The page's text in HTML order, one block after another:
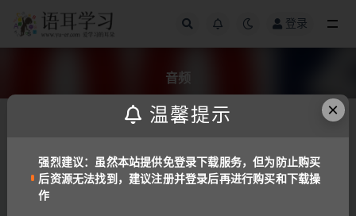
登录
音频
免费资源 韩语
×
温馨提示
强烈建议：虽然本站提供免登录下载服务，但为防止购买
后资源无法找到，建议注册并登录后再进行购买和下载操
作